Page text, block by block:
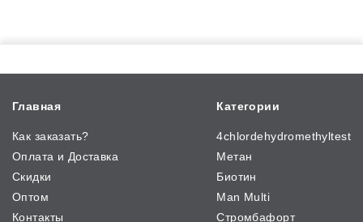
Главная
Как заказать?
Оплата и Доставка
Скидки
Оптом
Контакты
Категории
4chlordehydromethyltest
Метан
Биотин
Man Multi
Стромбафорт